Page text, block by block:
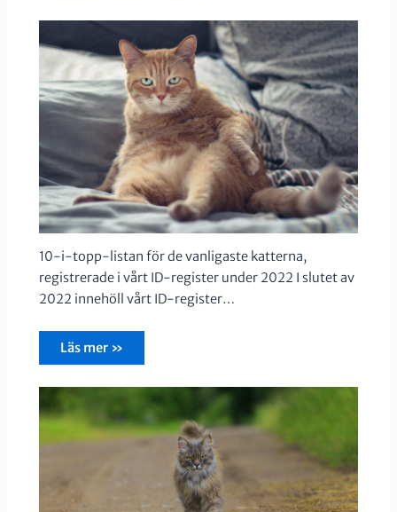
10-i-topp-listan för de vanligaste katterna,
registrerade i vårt ID-register under 2022 I slutet av
2022 innehöll vårt ID-register…
Läs mer »